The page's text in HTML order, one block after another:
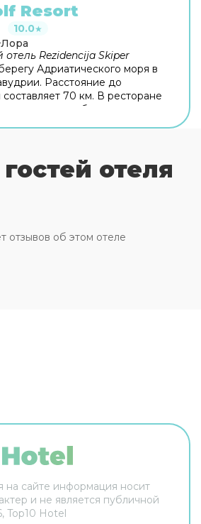
Resort
10.0★
Лора
отель Rezidencija Skiper
Адриатического моря в
Расстояние до
70 км. В ресторане
изысканные блюда
есть Rezidencija Skiper
с террасой для загара,
взять напрокат
и отправиться в
отеля
отзывов об этом отеле
на сайте информация носит
и не является публичной
, Top10 Hotel